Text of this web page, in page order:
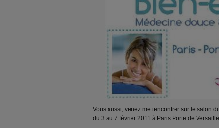
Vous aussi, venez me rencontrer sur le salon
du 3 au 7 février 2011 à Paris Porte de